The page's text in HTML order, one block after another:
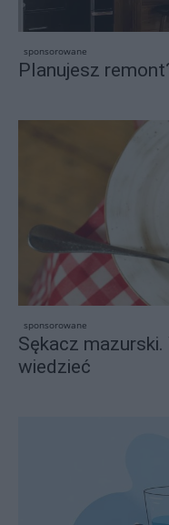
sponsorowane
Planujesz
sponsorowane
Sękacz
wiedzieć